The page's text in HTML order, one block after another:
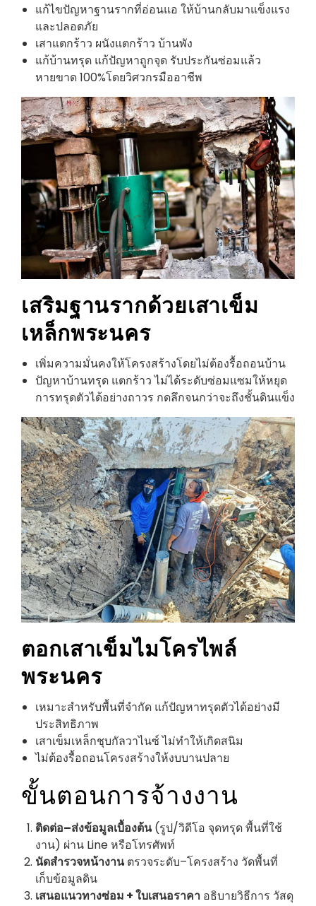
แก้ไขปัญหาฐานรากที่อ่อนแอ ให้บ้านกลับมาแข็งแรง
และปลอดภัย
เสาแตกร้าว ผนังแตกร้าว บ้านพัง
แก้บ้านทรุด แก้ปัญหาถูกจุด รับประกันซ่อมแล้ว
หายขาด 100%โดยวิศวกรมืออาชีพ
เสริมฐานรากด้วยเสาเข็ม
เหล็กพระนคร
เพิ่มความมั่นคงให้โครงสร้างโดยไม่ต้องรื้อถอนบ้าน
ปัญหาบ้านทรุด แตกร้าว ไม่ได้ระดับซ่อมแซมให้หยุด
การทรุดตัวได้อย่างถาวร กดลึกจนกว่าจะถึงชั้นดินแข็ง
ตอกเสาเข็มไมโครไพล์
พระนคร
เหมาะสำหรับพื้นที่จำกัด แก้ปัญหาทรุดตัวได้อย่างมี
ประสิทธิภาพ
เสาเข็มเหล็กชุบกัลวาไนซ์ ไม่ทำให้เกิดสนิม
ไม่ต้องรื้อถอนโครงสร้างให้งบบานปลาย
ขั้นตอนการจ้างงาน
ติดต่อ–ส่งข้อมูลเบื้องต้น(รูป/วิดีโอ จุดทรุด พื้นที่ใช้
งาน) ผ่าน Line หรือโทรศัพท์
นัดสำรวจหน้างานตรวจระดับ–โครงสร้าง วัดพื้นที่
เก็บข้อมูลดิน
เสนอแนวทางซ่อม + ใบเสนอราคา อธิบายวิธีการ วัสดุ